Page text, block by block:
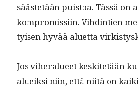
säästetään puis­toa. Tässä on
kom­pro­mis­si­in. Vihd­in­tien
tyisen hyvää aluet­ta
Jos viher­alueet keskitetään
alueik­si niin, että niitä on